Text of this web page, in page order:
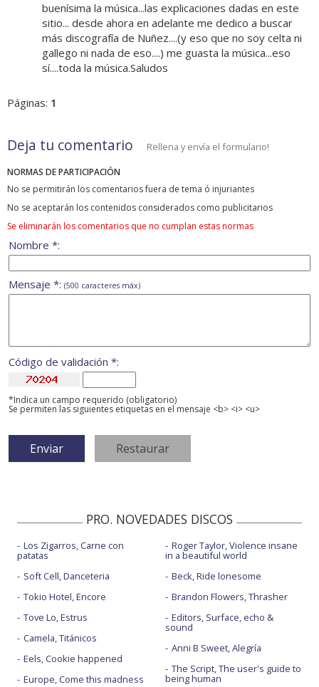
buenísima la música...las explicaciones dadas en este
sitio... desde ahora en adelante me dedico a buscar
más discografía de Nuñez....(y eso que no soy celta ni
gallego ni nada de eso....) me guasta la música...eso
sí....toda la música.Saludos
Páginas: 1
Deja tu comentario Rellena y envía el formulario!
NORMAS DE PARTICIPACIÓN
No se permitirán los comentarios fuera de tema ó injuriantes
No se aceptarán los contenidos considerados como publicitarios
Se eliminarán los comentarios que no cumplan estas normas
Nombre *:
Mensaje *: (500 caracteres máx)
Código de validación *:
*Indica un campo requerido (obligatorio)
Se permiten las siguientes etiquetas en el mensaje <b> <i> <u>
PRO. NOVEDADES DISCOS
Los Zigarros, Carne con
patatas
Soft Cell, Danceteria
Tokio Hotel, Encore
Tove Lo, Estrus
Camela, Titánicos
Eels, Cookie happened
Europe, Come this madness
Roger Taylor, Violence insane
in a beautiful world
Beck, Ride lonesome
Brandon Flowers, Thrasher
Editors, Surface, echo &
sound
Anni B Sweet, Alegría
The Script, The user's guide to
being human